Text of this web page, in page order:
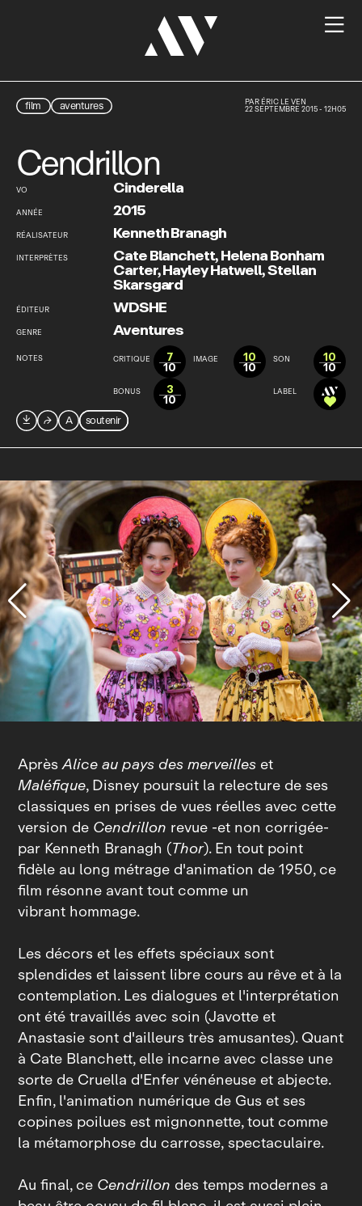

film aventures PAR ÉRIC LE VEN
22 SEPTEMBRE 2015 - 12H05
Cendrillon
VO Cinderella
ANNÉE 2015
RÉALISATEUR Kenneth Branagh
INTERPRÈTES Cate Blanchett,Helena Bonham
Carter,Hayley Hatwell,Stellan
Skarsgard
ÉDITEUR WDSHE
GENRE Aventures
NOTES CRITIQUE 7
10
IMAGE 10
10
SON 10
10
BONUS 3
10
LABEL
 ⮫ A soutenir
AprèsAlice au pays des merveilles et
Maléfique, Disney poursuit la relecture de ses
classiques en prises de vues réelles avec cette
version de Cendrillon revue ‑et non corrigée‑
par Kenneth Branagh (Thor). En tout point
fidèle au long métrage d'animation de 1950, ce
film résonne avant tout comme un
vibrant hommage.
Les décors et les effets spéciaux sont
splendides et laissent libre cours au rêve et à la
contemplation. Les dialogues et l'interprétation
ont été travaillés avec soin (Javotte et
Anastasie sont d'ailleurs très amusantes). Quant
à Cate Blanchett, elle incarne avec classe une
sorte de Cruella d'Enfer vénéneuse et abjecte.
Enfin, l'animation numérique de Gus et ses
copines poilues est mignonnette, tout comme
la métamorphose du carrosse, spectaculaire.
Au final, ce Cendrillon des temps modernes a